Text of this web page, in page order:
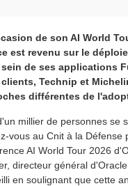
de son AI World
est revenu sur le
sein de ses applications
Technip et
différentes de
millier de personnes se
vous au Cnit à la Défense
AI World Tour 2026
directeur général
en soulignant que cette